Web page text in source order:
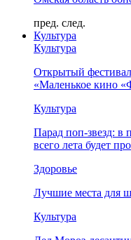
пред. след.
Культура
Культура
Открытый
«Маленькое кино
Культура
Парад поп-звезд: в
всего лета будет
Здоровье
Лучшие места для
Культура